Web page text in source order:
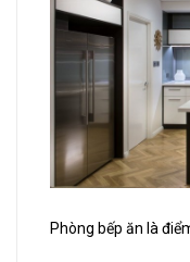
Phòng bếp ăn là